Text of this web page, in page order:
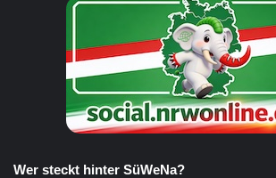
Wer steckt hinter SüWeNa?